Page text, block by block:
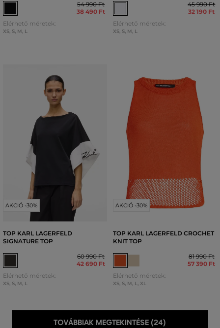
54 990 Ft
38 490 Ft
Elérhető méretek:
XS, S, M, L
45 990 Ft
32 190 Ft
Elérhető méretek:
XS, S, M, L
AKCIÓ -30%
TOP KARL LAGERFELD
SIGNATURE TOP
60 990 Ft
42 690 Ft
Elérhető méretek:
XS, S, M L
AKCIÓ -30%
TOP KARL LAGERFELD CROCHET
KNIT TOP
81 990 Ft
57 390 Ft
Elérhető méretek:
XS, S, M L XL
TOVÁBBIAK MEGTEKINTÉSE (24)